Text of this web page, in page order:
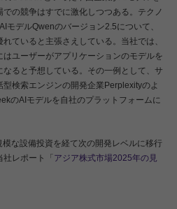
の競争はすでに激化しつつある。テクノ
モデルQwenのバージョン2.5について、
ていると主張さえしている。当社では、
ユーザーがアプリケーションのモデルを
ると予想している。その一例として、サ
検索エンジンの開発企業Perplexityのよ
のAIモデルを自社のプラットフォームに
な設備投資を経て次の開発レベルに移行
社レポート「アジア株式市場2025年の見